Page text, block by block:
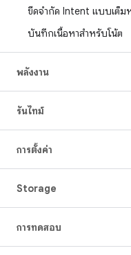
ขีดจํากัด Intent แบบเต็ม
บันทึกเนื้อหาสำหรับโน้ต
พลังงาน
รันไทม์
การตั้งค่า
Storage
การทดสอบ